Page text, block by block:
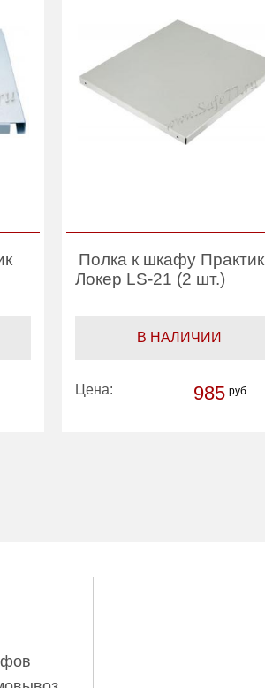
Полка к шкафу Практик
Локер LS-21 (2 шт.)
В НАЛИЧИИ
Цена: 985 руб